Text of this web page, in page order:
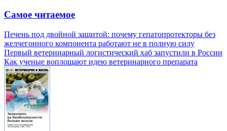
Самое читаемое
Печень под двойной защитой: почему гепатопротекторы без
желчегонного компонента работают не в полную силу
Первый ветеринарный логистический хаб запустили в России
Как ученые воплощают идею ветеринарного препарата